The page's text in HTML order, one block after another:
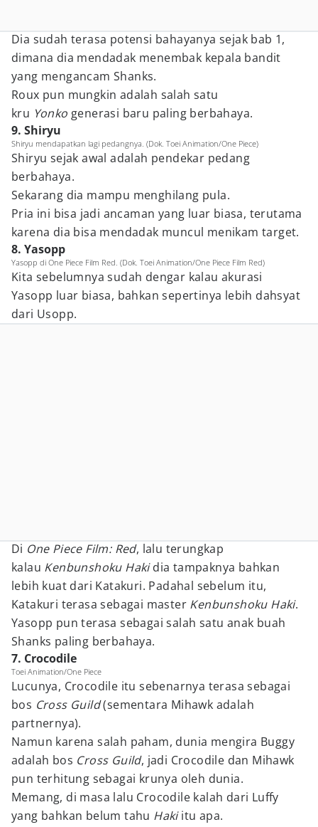
Dia sudah terasa potensi bahayanya sejak bab 1,
dimana dia mendadak menembak kepala bandit
yang mengancam Shanks.
Roux pun mungkin adalah salah satu
kru Yonko generasi baru paling berbahaya.
9. Shiryu
Shiryu mendapatkan lagi pedangnya. (Dok. Toei Animation/One Piece)
Shiryu sejak awal adalah pendekar pedang
berbahaya.
Sekarang dia mampu menghilang pula.
Pria ini bisa jadi ancaman yang luar biasa, terutama
karena dia bisa mendadak muncul menikam target.
8. Yasopp
Yasopp di One Piece Film Red. (Dok. Toei Animation/One Piece Film Red)
Kita sebelumnya sudah dengar kalau akurasi
Yasopp luar biasa, bahkan sepertinya lebih dahsyat
dari Usopp.
Di One Piece Film: Red, lalu terungkap
kalau Kenbunshoku Hakidia tampaknya bahkan
lebih kuat dari Katakuri. Padahal sebelum itu,
Katakuri terasa sebagai master Kenbunshoku Haki.
Yasopp pun terasa sebagai salah satu anak buah
Shanks paling berbahaya.
7. Crocodile
Toei Animation/One Piece
Lucunya, Crocodile itu sebenarnya terasa sebagai
bos Cross Guild(sementara Mihawk adalah
partnernya).
Namun karena salah paham, dunia mengira Buggy
adalah bos Cross Guild, jadi Crocodile dan Mihawk
pun terhitung sebagai krunya oleh dunia.
Memang, di masa lalu Crocodile kalah dari Luffy
yang bahkan belum tahu Hakiitu apa.